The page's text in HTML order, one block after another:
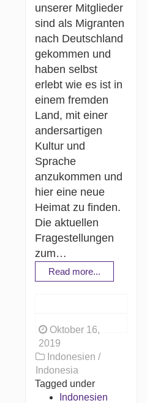
unserer Mitglieder
sind als Migranten
nach Deutschland
gekommen und
haben selbst
erlebt wie es ist in
einem fremden
Land, mit einer
andersartigen
Kultur und
Sprache
anzukommen und
hier eine neue
Heimat zu finden.
Die aktuellen
Fragestellungen
zum…
Read more...
Oktober 16,
2019
Indonesien /
Indonesia
Tagged under
Indonesien